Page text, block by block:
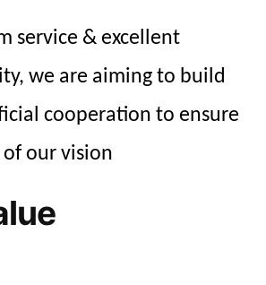
service & excellent
we are aiming to build
cooperation to ensure
our vision